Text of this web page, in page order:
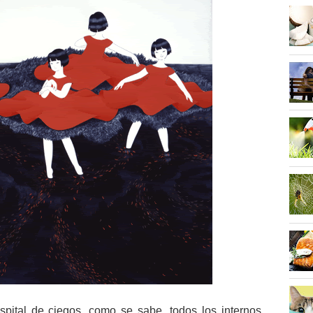
de ciegos, como se sabe, todos los internos